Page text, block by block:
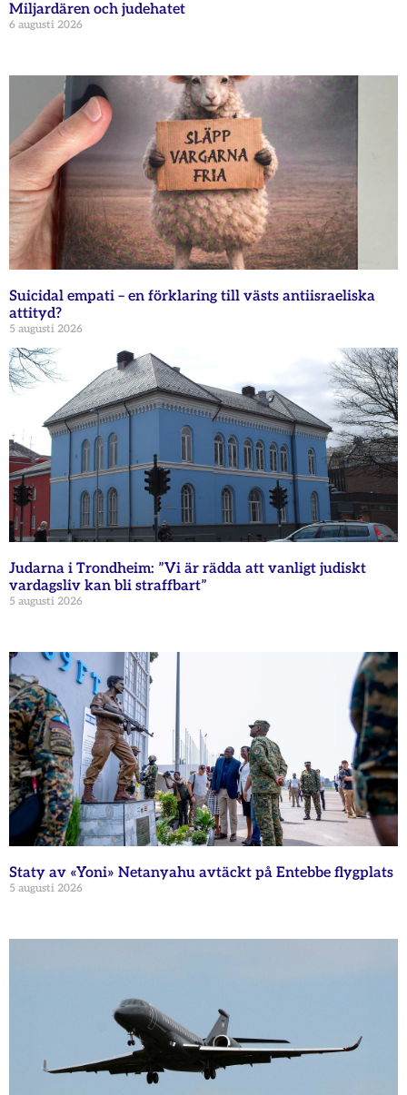
Miljardären och judehatet
6 augusti 2026
Suicidal empati – en förklaring till västs antiisraeliska
attityd?
5 augusti 2026
Judarna i Trondheim: ”Vi är rädda att vanligt judiskt
vardagsliv kan bli straffbart”
5 augusti 2026
Staty av «Yoni» Netanyahu avtäckt på Entebbe flygplats
5 augusti 2026